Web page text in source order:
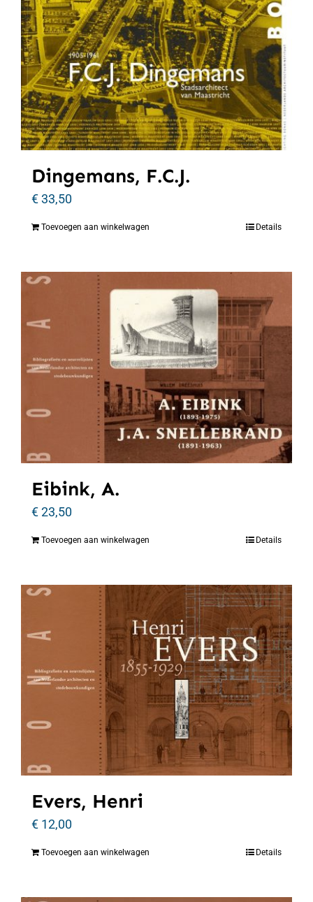
Dingemans, F.C.J.
€33,50
Toevoegen aan winkelwagen Details
Eibink, A.
€23,50
Toevoegen aan winkelwagen Details
Evers, Henri
€ 12,00
Toevoegen aan winkelwagen Details